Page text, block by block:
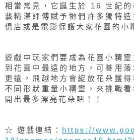
過 花園地精（Garden Gnome
相當常見，它誕生於 16 世紀的
藝精湛師傅賦予牠們許多獨特造
遊戲中玩家們要成為花園小精
到花園中最遠的地方，可善用
更遠，飛越地方會綻放花朵獲
不同形狀重量小精靈，來挑戰看